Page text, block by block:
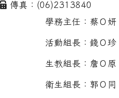
傳真：(06)2313840
學務主任：蔡Ｏ妍
活動組長：錢Ｏ珍
生教組長：詹Ｏ原
衛生組長：郭Ｏ同